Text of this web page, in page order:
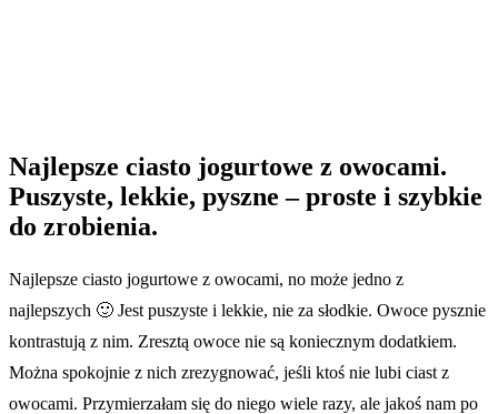
Najlepsze ciasto jogurtowe z owocami.
Puszyste, lekkie, pyszne – proste i szybkie
do zrobienia.
Najlepsze ciasto jogurtowe z owocami, no może jedno z
najlepszych 🙂 Jest puszyste i lekkie, nie za słodkie. Owoce pysznie
kontrastują z nim. Zresztą owoce nie są koniecznym dodatkiem.
Można spokojnie z nich zrezygnować, jeśli ktoś nie lubi ciast z
owocami. Przymierzałam się do niego wiele razy, ale jakoś nam po